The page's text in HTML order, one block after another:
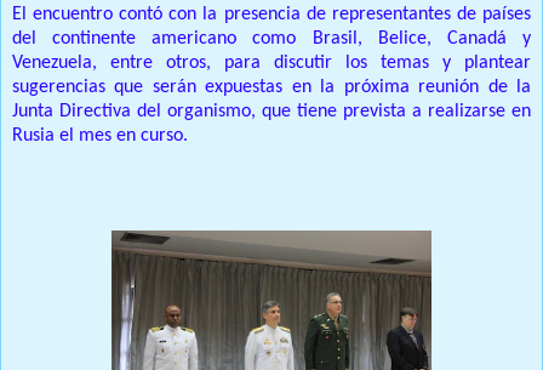
El encuentro contó con la presencia de representantes de países
del continente americano como Brasil, Belice, Canadá y
Venezuela, entre otros, para discutir los temas y plantear
sugerencias que serán expuestas en la próxima reunión de la
Junta Directiva del organismo, que tiene prevista a realizarse en
Rusia el mes en curso.